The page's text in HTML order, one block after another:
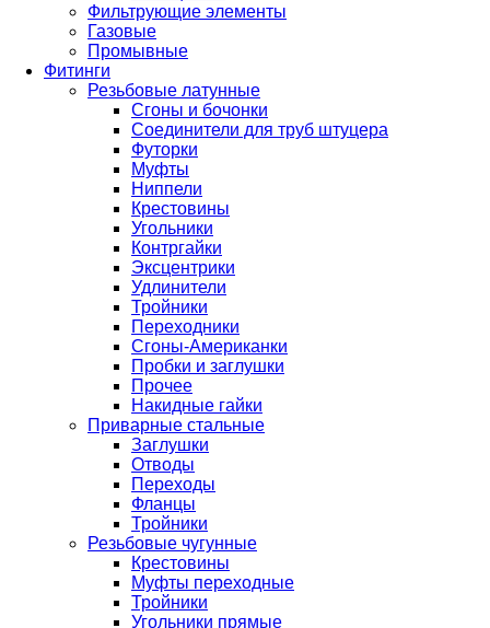
Фильтрующие элементы
Газовые
Промывные
Фитинги
Резьбовые латунные
Сгоны и бочонки
Соединители для труб штуцера
Футорки
Муфты
Ниппели
Крестовины
Угольники
Контргайки
Эксцентрики
Удлинители
Тройники
Переходники
Сгоны-Американки
Пробки и заглушки
Прочее
Накидные гайки
Приварные стальные
Заглушки
Отводы
Переходы
Фланцы
Тройники
Резьбовые чугунные
Крестовины
Муфты переходные
Тройники
Угольники прямые